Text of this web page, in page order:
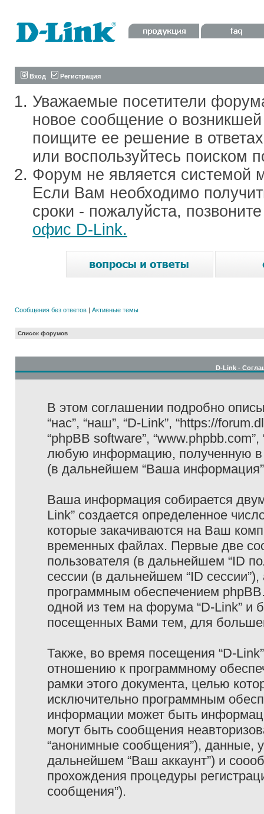
Вход Регистрация
Уважаемые посетители
новое сообщение о
поищите ее решение в
или воспользуйтесь поиском
Форум не является системой
Если Вам необходимо
сроки - пожалуйста,
офис D-Link.
Сообщения без ответов | Активные темы
Список форумов
D-Link -
В этом соглашении подробно
“нас”, “наш”, “D-Link”, “https://
“phpBB software”,
любую информацию, полученную в
(в дальнейшем “Ваша
Ваша информация собирается
Link” создается определенное
которые закачиваются на Ваш
временных файлах. Первые две
пользователя (в дальнейшем “ID
сессии (в дальнейшем “ID
программным обеспечением
одной из тем на форума “D-Link” и
посещенных Вами тем, для
Также, во время посещения “D-
отношению к программному
рамки этого документа, целью
исключительно программным
информации может быть
могут быть сообщения
“анонимные сообщения”), данные,
дальнейшем “Ваш аккаунт”) и
прохождения процедуры
сообщения”).